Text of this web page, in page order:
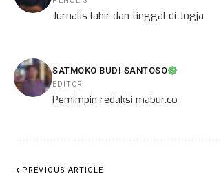
Jurnalis lahir dan tinggal di Jogja
SATMOKO BUDI SANTOSO
EDITOR
Pemimpin redaksi mabur.co
PREVIOUS ARTICLE